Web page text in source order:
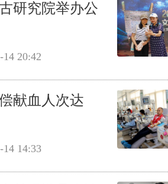
研究院举办公
14 20:42
献血人次达
14 14:33